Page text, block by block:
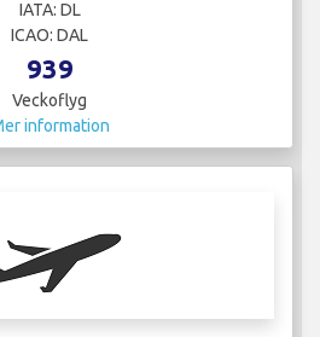
IATA: DL
ICAO: DAL
939
Veckoflyg
information